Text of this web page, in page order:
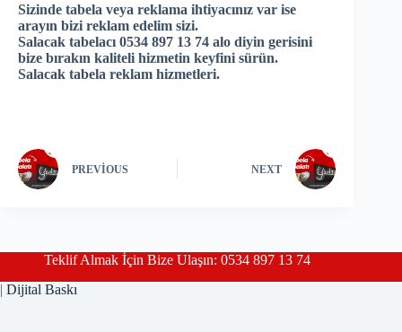
Sizinde tabela veya reklama ihtiyacınız var ise
arayın bizi reklam edelim sizi.
Salacak tabelacı 0534 897 13 74 alo diyin gerisini
bize bırakın kaliteli hizmetin keyfini sürün.
Salacak tabela reklam hizmetleri.
PREVIOUS NEXT
Teklif Almak İçin Bize Ulaşın: 0534 897 13 74
| Dijital Baskı